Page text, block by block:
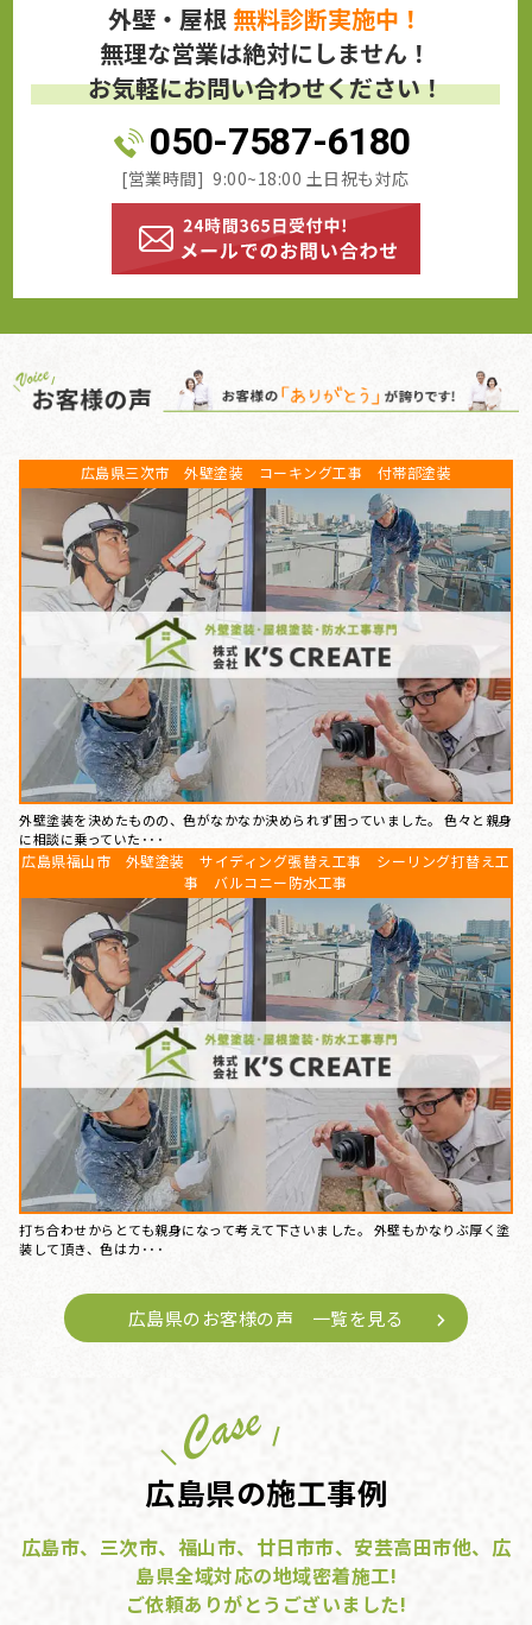
外壁・屋根 無料診断実施中！
無理な営業は絶対にしません！
お気軽にお問い合わせください！
050-7587-6180
[営業時間] 9:00~18:00 土日祝も対応
広島県三次市 外壁塗装 コーキング工事 付帯部塗装
外壁塗装を決めたものの、色がなかなか決められず困っていました。 色々と親身
に相談に乗っていた･･･
広島県福山市 外壁塗装 サイディング張替え工事 シーリング打替え工
事 バルコニー防水工事
打ち合わせからとても親身になって考えて下さいました。 外壁もかなりぶ厚く塗
装して頂き、色はカ･･･
広島県のお客様の声 一覧を見る
広島県の施工事例
広島市、三次市、福山市、廿日市市、安芸高田市他、広
島県全域対応の地域密着施工!
ご依頼ありがとうございました!